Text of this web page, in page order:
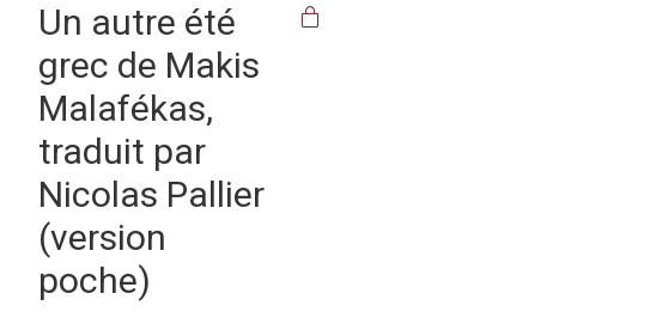
Un autre été
grec de Makis
Malafékas,
traduit par
Nicolas Pallier
(version
poche)